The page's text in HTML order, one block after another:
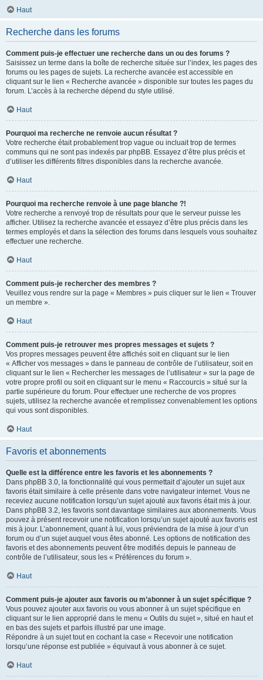
Haut
Recherche dans les forums
Comment puis-je effectuer une recherche dans un ou des forums ?
Saisissez un terme dans la boîte de recherche située sur l’index, les pages des
forums ou les pages de sujets. La recherche avancée est accessible en
cliquant sur le lien « Recherche avancée » disponible sur toutes les pages du
forum. L’accès à la recherche dépend du style utilisé.
Haut
Pourquoi ma recherche ne renvoie aucun résultat ?
Votre recherche était probablement trop vague ou incluait trop de termes
communs qui ne sont pas indexés par phpBB. Essayez d’être plus précis et
d’utiliser les différents filtres disponibles dans la recherche avancée.
Haut
Pourquoi ma recherche renvoie à une page blanche ?!
Votre recherche a renvoyé trop de résultats pour que le serveur puisse les
afficher. Utilisez la recherche avancée et essayez d’être plus précis dans les
termes employés et dans la sélection des forums dans lesquels vous souhaitez
effectuer une recherche.
Haut
Comment puis-je rechercher des membres ?
Veuillez vous rendre sur la page « Membres » puis cliquer sur le lien « Trouver
un membre ».
Haut
Comment puis-je retrouver mes propres messages et sujets ?
Vos propres messages peuvent être affichés soit en cliquant sur le lien
« Afficher vos messages » dans le panneau de contrôle de l’utilisateur, soit en
cliquant sur le lien « Rechercher les messages de l’utilisateur » sur la page de
votre propre profil ou soit en cliquant sur le menu « Raccourcis » situé sur la
partie supérieure du forum. Pour effectuer une recherche de vos propres
sujets, utilisez la recherche avancée et remplissez convenablement les options
qui vous sont disponibles.
Haut
Favoris et abonnements
Quelle est la différence entre les favoris et les abonnements ?
Dans phpBB 3.0, la fonctionnalité qui vous permettait d’ajouter un sujet aux
favoris était similaire à celle présente dans votre navigateur internet. Vous ne
receviez aucune notification lorsqu’un sujet ajouté aux favoris était mis à jour.
Dans phpBB 3.2, les favoris sont davantage similaires aux abonnements. Vous
pouvez à présent recevoir une notification lorsqu’un sujet ajouté aux favoris est
mis à jour. L’abonnement, quant à lui, vous préviendra de la mise à jour d’un
forum ou d’un sujet auquel vous êtes abonné. Les options de notification des
favoris et des abonnements peuvent être modifiés depuis le panneau de
contrôle de l’utilisateur, sous les « Préférences du forum ».
Haut
Comment puis-je ajouter aux favoris ou m’abonner à un sujet spécifique ?
Vous pouvez ajouter aux favoris ou vous abonner à un sujet spécifique en
cliquant sur le lien approprié dans le menu « Outils du sujet », situé en haut et
en bas des sujets et parfois illustré par une image.
Répondre à un sujet tout en cochant la case « Recevoir une notification
lorsqu’une réponse est publiée » équivaut à vous abonner à ce sujet.
Haut